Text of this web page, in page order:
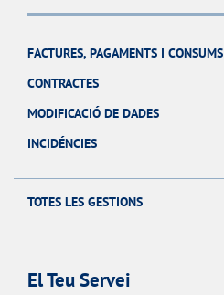
FACTURES, PAGAMENTS I CONSUMS
CONTRACTES
MODIFICACIÓ DE DADES
INCIDÉNCIES
TOTES LES GESTIONS
El Teu Servei